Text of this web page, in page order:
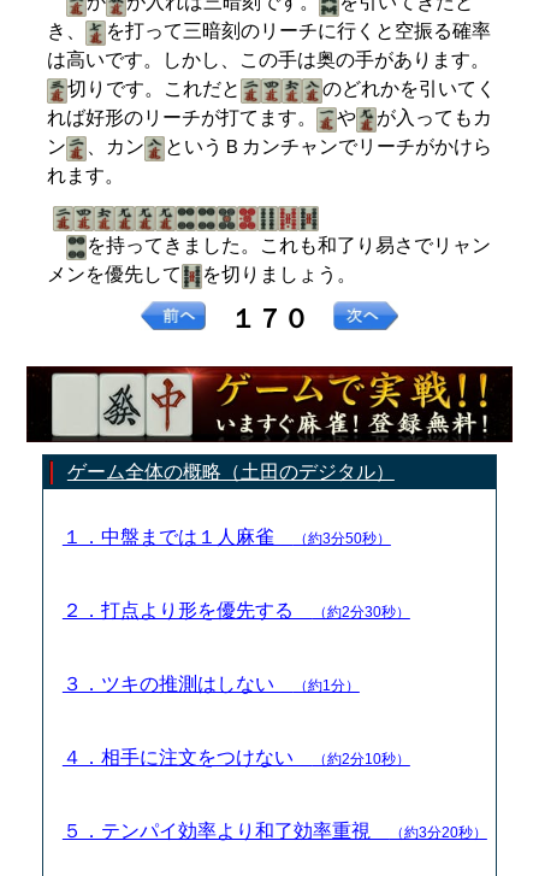
き、
を打って三暗刻のリーチに行くと空振る確率
は高いです。しかし、この手は奥の手があります。
切りです。これだと
のどれかを引いてく
れば好形のリーチが打てます。
や
が入ってもカ
ン
、カン
というＢカンチャンでリーチがかけら
れます。
を持ってきました。これも和了り易さでリャン
メンを優先して
を切りましょう。
１７０
ゲーム全体の概略（土田のデジタル）
１．中盤までは１人麻雀 （約3分50秒）
２．打点より形を優先する （約2分30秒）
３．ツキの推測はしない （約1分）
４．相手に注文をつけない （約2分10秒）
５．テンパイ効率より和了効率重視 （約3分20秒）